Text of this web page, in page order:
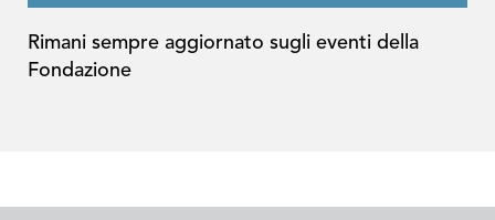
Rimani sempre aggiornato sugli eventi della
Fondazione